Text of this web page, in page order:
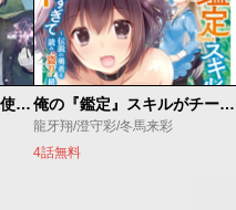
ゴミ以下だと追放された使用人、実は前世賢者です ～史上最強の賢者、世界最高峰の学園に通う～ 俺の『鑑定』スキルがチートすぎて
龍牙翔/澄守彩/冬馬来彩
4話無料